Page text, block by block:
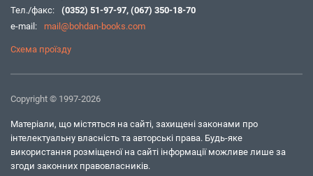
Тел./факс:
(0352) 51-97-97, (067) 350-18-70
e-mail:
mail@bohdan-books.com
Схема проїзду
Copyright © 1997-2026
Матеріали, що містяться на сайті, захищені законами про
інтелектуальну власність та авторські права. Будь-яке
використання розміщеної на сайті інформації можливе лише за
згоди законних правовласників.